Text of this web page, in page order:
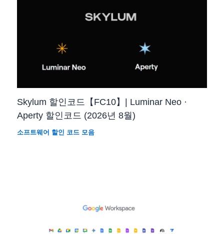
Skylum 할인코드【FC10】| Luminar Neo ·
Aperty 할인코드 (2026년 8월)
소프트웨어 할인 코드 모음